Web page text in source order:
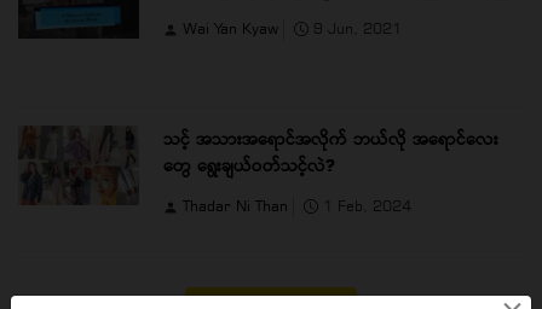
Wai Yan Kyaw 9 Jun, 2021
သင့် အသားအရောင်အလိုက် ဘယ်လို အရောင်လေး
တွေ ရွေးချယ်ဝတ်သင့်လဲ?
Thadar Ni Than 1 Feb, 2024